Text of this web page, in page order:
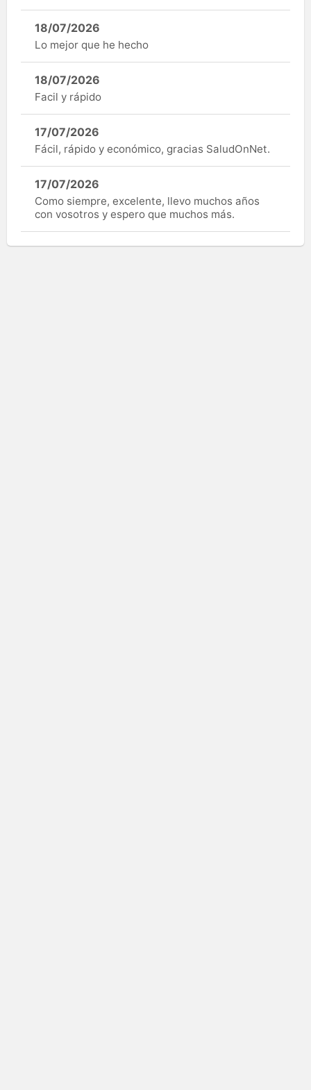
18/07/2026
Lo mejor que he hecho
18/07/2026
Facil y rápido
17/07/2026
Fácil, rápido y económico, gracias SaludOnNet.
17/07/2026
Como siempre, excelente, llevo muchos años
con vosotros y espero que muchos más.